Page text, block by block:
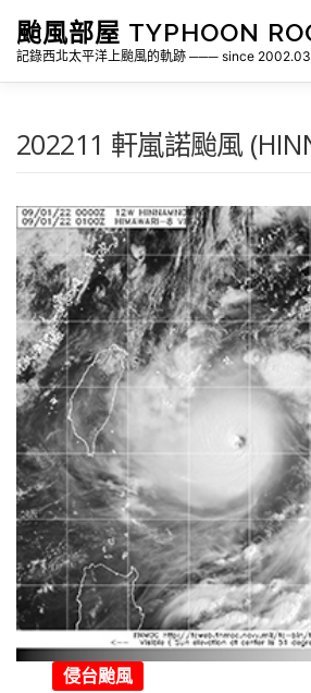
颱風部屋 TYPHOON
記錄西北太平洋上颱風的軌跡 ─── since 2002.03
各地瞬間風速紀錄 侵台颱風新聞剪
202211 軒嵐諾颱風
侵台颱風